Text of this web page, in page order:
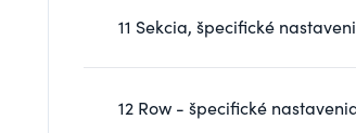
11 Sekcia, špecifické
12 Row - špecifické